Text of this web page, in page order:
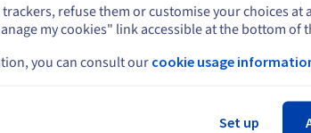
7 en 3 dagen vóór de vervaldatum
van de domeinnaam te melden
trackers, refuse them or customise your choices at
my cookies" link accessible at the bottom of
you can consult our cookie usage
Set up